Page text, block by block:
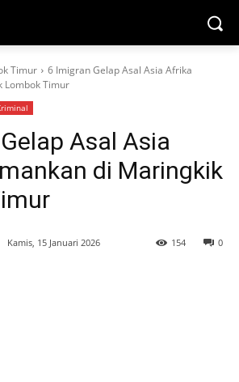
Timur
6 Imigran Gelap Asal Asia Afrika
Lombok Timur
Asal Asia
di Maringkik
Kamis, 15 Januari 2026 0
154